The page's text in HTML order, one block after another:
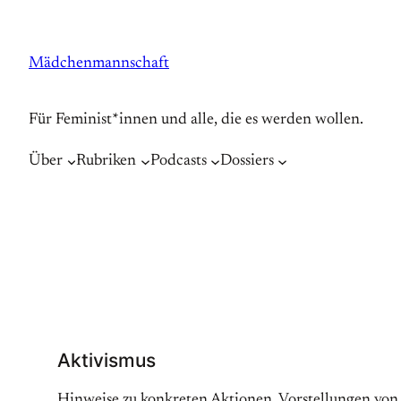
springen
Mädchenmannschaft
Für Feminist*innen und alle, die es werden wollen.
Über Rubriken Podcasts Dossiers
Aktivismus